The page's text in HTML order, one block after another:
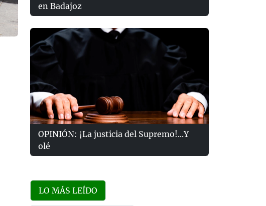
en Badajoz
OPINIÓN: ¡La justicia del Supremo!...Y
olé
LO MÁS LEÍDO